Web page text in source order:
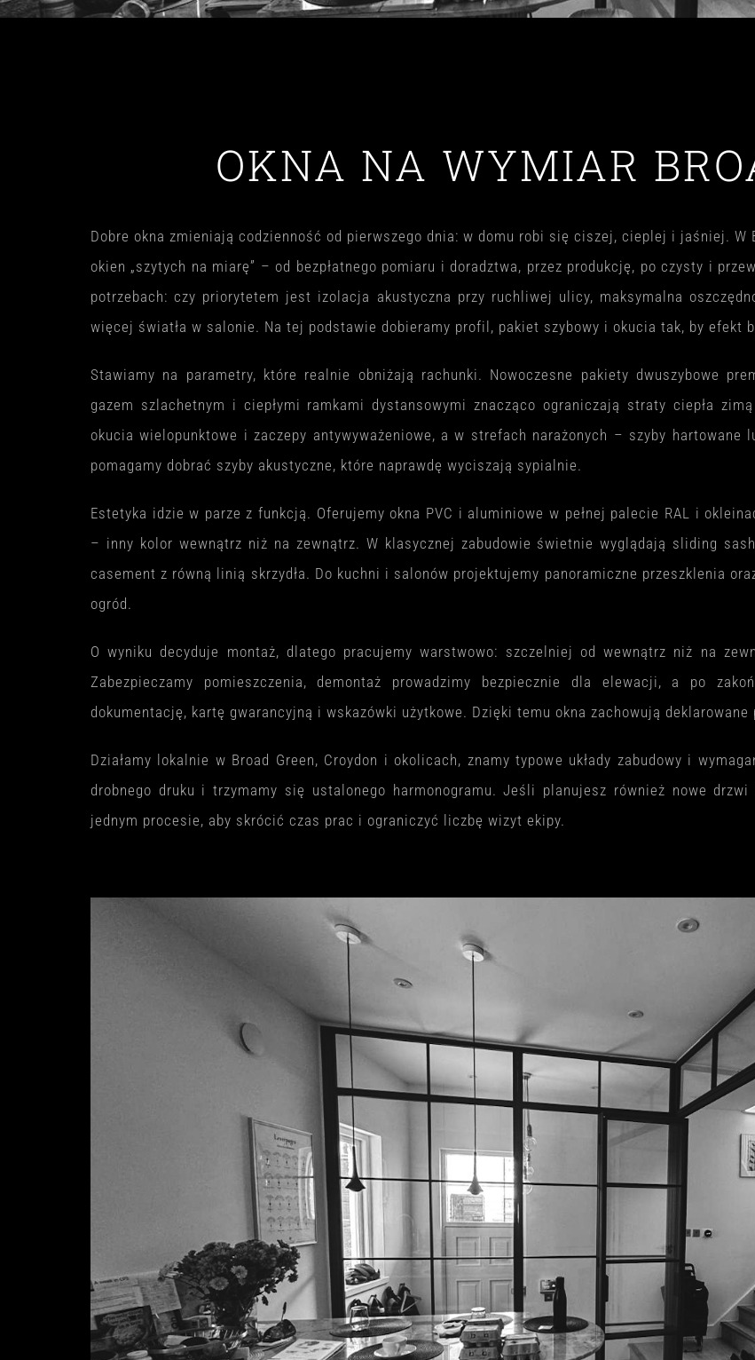
OKNA NA WYMIAR
Dobre okna zmieniają codzienność od pierwszego dnia: w domu robi się ciszej, cieplej i jaśniej. W
okien „szytych na miarę” – od bezpłatnego pomiaru i doradztwa, przez produkcję, po czysty i
potrzebach: czy priorytetem jest izolacja akustyczna przy ruchliwej ulicy, maksymalna
więcej światła w salonie. Na tej podstawie dobieramy profil, pakiet szybowy i okucia tak, by efekt
Stawiamy na parametry, które realnie obniżają rachunki. Nowoczesne pakiety dwuszybowe
gazem szlachetnym i ciepłymi ramkami dystansowymi znacząco ograniczają straty ciepła
okucia wielopunktowe i zaczepy antywyważeniowe, a w strefach narażonych – szyby
pomagamy dobrać szyby akustyczne, które naprawdę wyciszają sypialnie.
Estetyka idzie w parze z funkcją. Oferujemy okna PVC i aluminiowe w pełnej palecie RAL i
– inny kolor wewnątrz niż na zewnątrz. W klasycznej zabudowie świetnie wyglądają sliding
casement z równą linią skrzydła. Do kuchni i salonów projektujemy panoramiczne przeszklenia
ogród.
O wyniku decyduje montaż, dlatego pracujemy warstwowo: szczelniej od wewnątrz niż na
Zabezpieczamy pomieszczenia, demontaż prowadzimy bezpiecznie dla elewacji, a po
dokumentację, kartę gwarancyjną i wskazówki użytkowe. Dzięki temu okna zachowują
Działamy lokalnie w Broad Green, Croydon i okolicach, znamy typowe układy zabudowy i
drobnego druku i trzymamy się ustalonego harmonogramu. Jeśli planujesz również nowe
jednym procesie, aby skrócić czas prac i ograniczyć liczbę wizyt ekipy.